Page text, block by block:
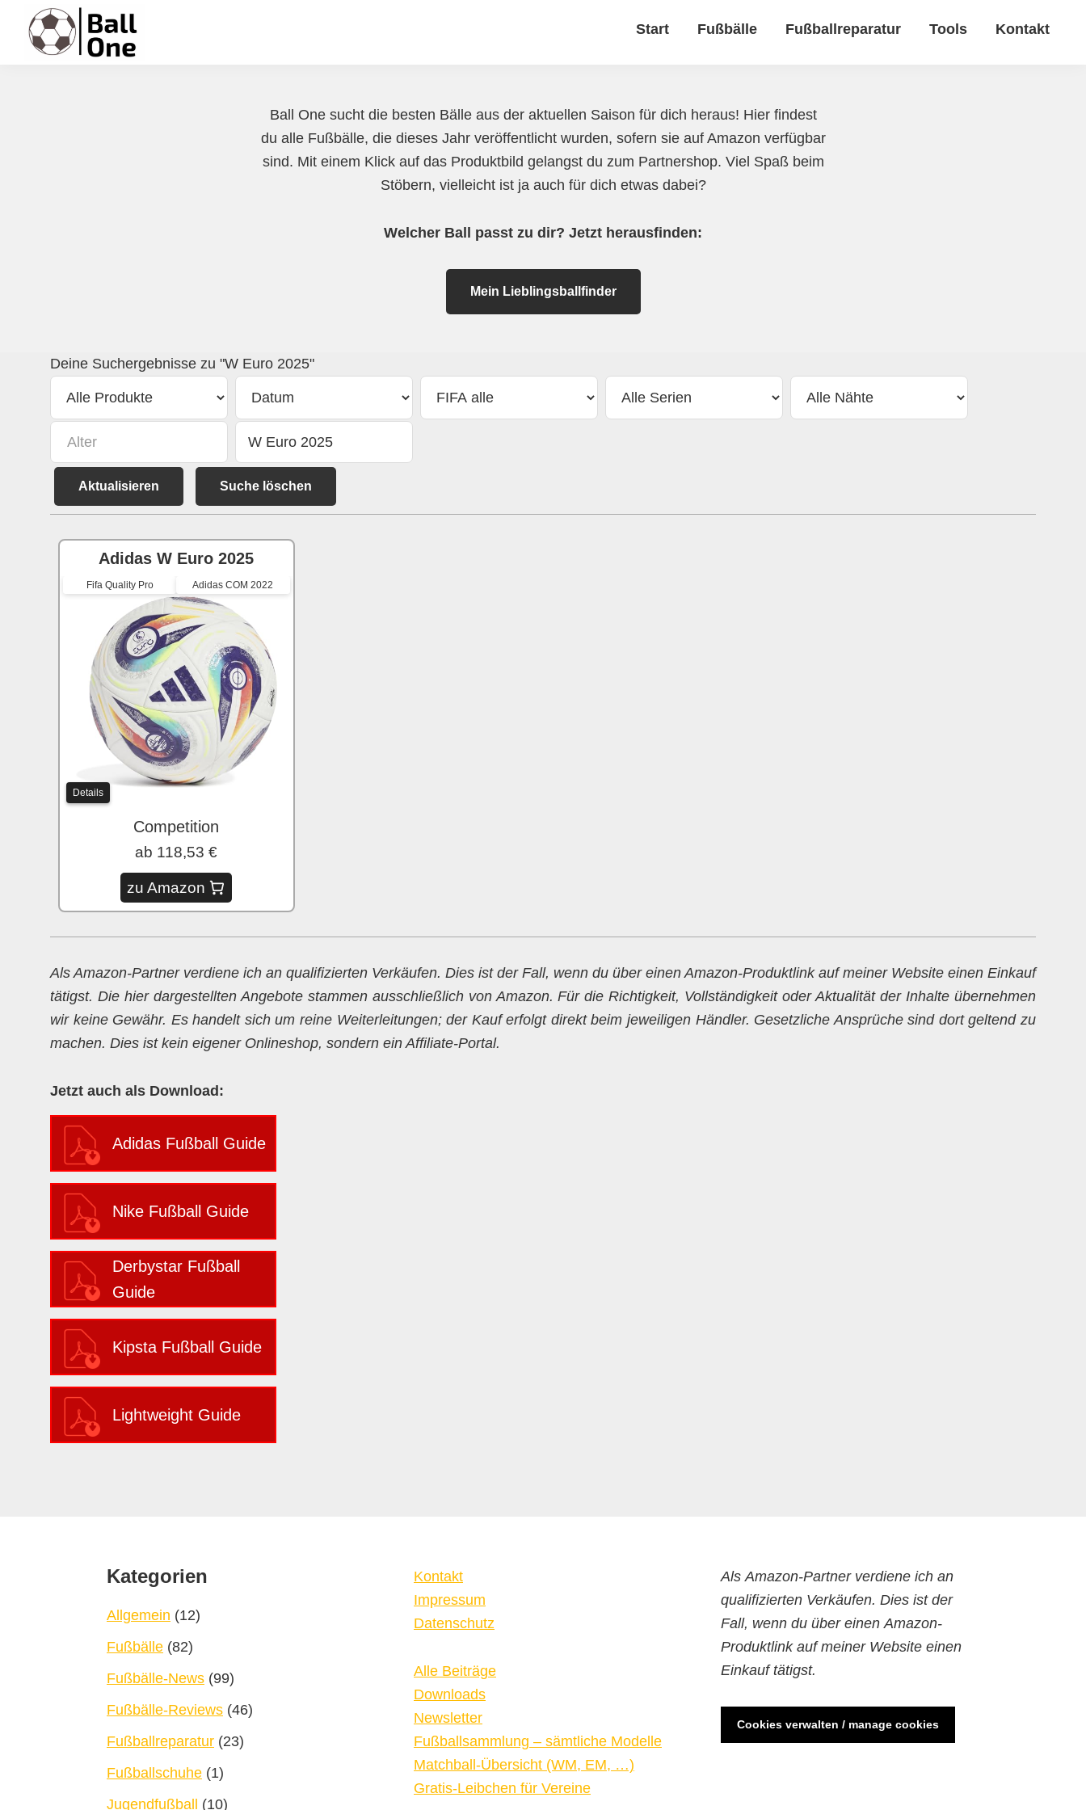
Hauptnavigation
springen
Inhalt
springen
Fußzeile
springen
Start Fußbälle Fußballreparatur Tools Kontakt
Ball One sucht die besten Bälle aus der aktuellen Saison für dich heraus! Hier findest
du alle Fußbälle, die dieses Jahr veröffentlicht wurden, sofern sie auf Amazon verfügbar
sind. Mit einem Klick auf das Produktbild gelangst du zum Partnershop. Viel Spaß beim
Stöbern, vielleicht ist ja auch für dich etwas dabei?
Welcher Ball passt zu dir? Jetzt herausfinden:
Mein Lieblingsballfinder
Deine Suchergebnisse zu "W Euro 2025"
Aktualisieren Suche löschen
Adidas W Euro 2025
Fifa Quality Pro Adidas COM 2022
Details
Competition
ab 118,53 €
zu Amazon
Als Amazon-Partner verdiene ich an qualifizierten Verkäufen. Dies ist der Fall, wenn du über einen Amazon-Produktlink auf meiner Website einen Einkauf
tätigst. Die hier dargestellten Angebote stammen ausschließlich von Amazon. Für die Richtigkeit, Vollständigkeit oder Aktualität der Inhalte übernehmen
wir keine Gewähr. Es handelt sich um reine Weiterleitungen; der Kauf erfolgt direkt beim jeweiligen Händler. Gesetzliche Ansprüche sind dort geltend zu
machen. Dies ist kein eigener Onlineshop, sondern ein Affiliate-Portal.
Jetzt auch als Download:
Adidas Fußball Guide
Nike Fußball Guide
Derbystar Fußball
Guide
Kipsta Fußball Guide
Lightweight Guide
Kategorien
Allgemein (12)
Fußbälle (82)
Fußbälle-News (99)
Fußbälle-Reviews (46)
Fußballreparatur (23)
Fußballschuhe (1)
Jugendfußball (10)
Kontakt
Impressum
Datenschutz
Alle Beiträge
Downloads
Newsletter
Fußballsammlung – sämtliche Modelle
Matchball-Übersicht (WM, EM, …)
Gratis-Leibchen für Vereine
Als Amazon-Partner verdiene ich an
qualifizierten Verkäufen. Dies ist der
Fall, wenn du über einen Amazon-
Produktlink auf meiner Website einen
Einkauf tätigst.
Cookies verwalten / manage cookies